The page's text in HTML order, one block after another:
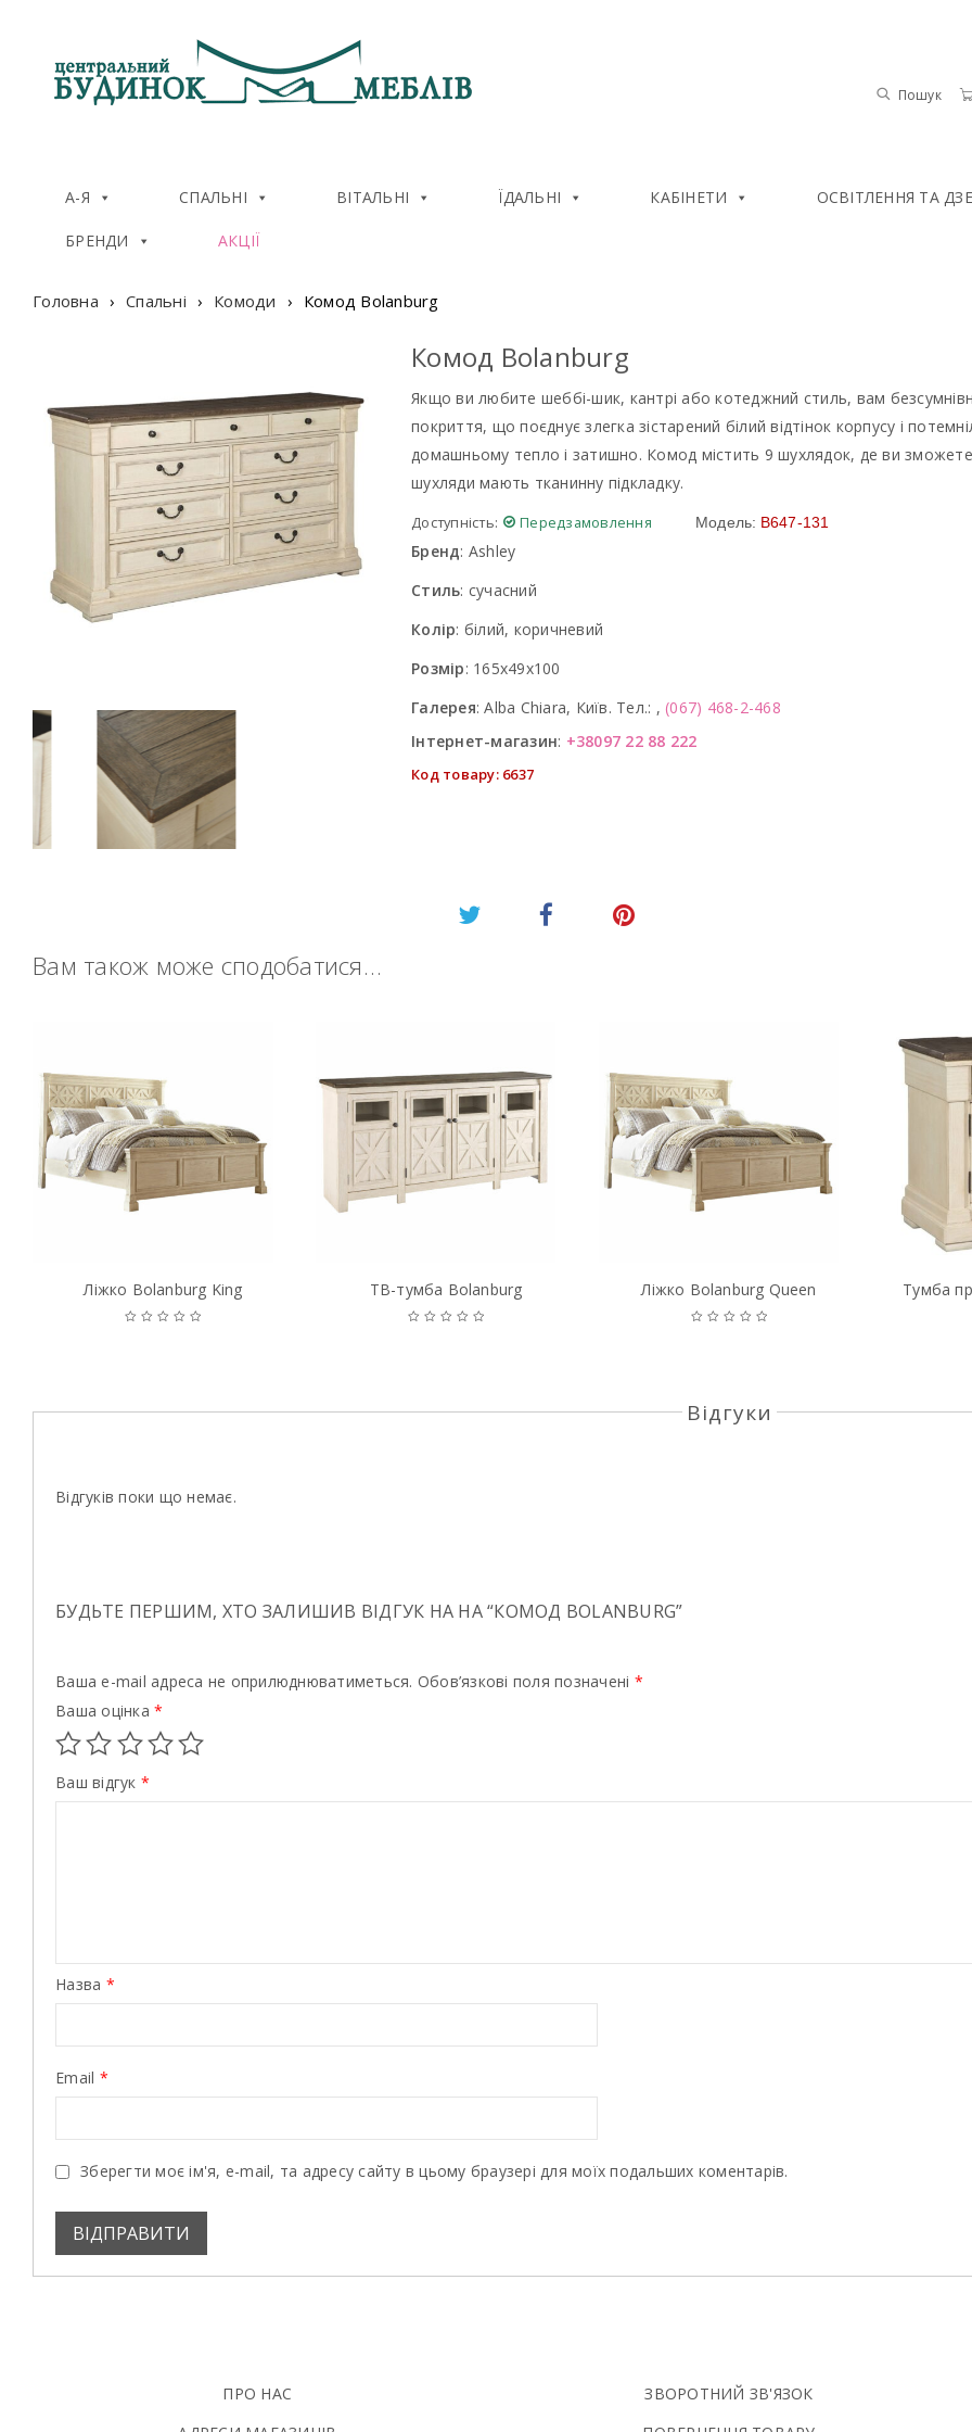
Пошук
А-Я СПАЛЬНІ ВІТАЛЬНІ ЇДАЛЬНІ КАБІНЕТИ ОСВІТЛЕННЯ ТА
БРЕНДИ АКЦІЇ
Головна › Спальні › Комоди › Комод Bolanburg
Комод Bolanburg
Якщо ви любите шеббі-шик, кантрі або котеджний стиль, вам
покриття, що поєднує злегка зістарений білий відтінок корпусу і
домашньому тепло і затишно. Комод містить 9 шухлядок, де ви зможете
шухляди мають тканинну підкладку.
Доступність: Передзамовлення Модель: B647-131
Бренд: Ashley
Стиль: сучасний
Колір: білий, коричневий
Розмір: 165x49x100
Галерея:Alba Chiara, Київ. Тел.: , (067) 468-2-468
Інтернет-магазин: +38097 22 88 222
Код товару: 6637
Вам також може сподобатися…
Ліжко Bolanburg King ТВ-тумба Bolanburg Ліжко Bolanburg Queen Тумба
Відгуки
Відгуків поки що немає.
БУДЬТЕ ПЕРШИМ, ХТО ЗАЛИШИВ ВІДГУК НА НА “КОМОД BOLANBURG”
Ваша e-mail адреса не оприлюднюватиметься. Обов’язкові поля позначені *
Ваша оцінка *
Ваш відгук *
Назва *
Email *
Зберегти моє ім'я, e-mail, та адресу сайту в цьому браузері для моїх подальших коментарів.
ПРО НАС
ЗВОРОТНИЙ ЗВ'ЯЗОК